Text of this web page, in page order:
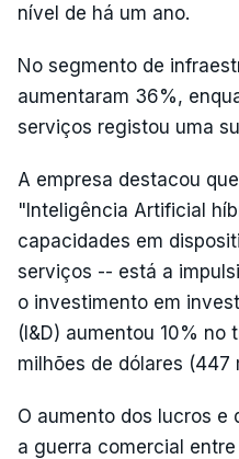
nível de há um ano.
No segmento de
aumentaram 36%,
serviços registou uma
A empresa destacou
"Inteligência Artificial
capacidades em
serviços -- está a
o investimento em
(I&D) aumentou 10% no
milhões de dólares (447
O aumento dos lucros e
a guerra comercial